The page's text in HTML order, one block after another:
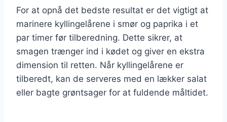
For at opnå det bedste resultat er det vigtigt at
marinere kyllingelårene i smør og paprika i et
par timer før tilberedning. Dette sikrer, at
smagen trænger ind i kødet og giver en ekstra
dimension til retten. Når kyllingelårene er
tilberedt, kan de serveres med en lækker salat
eller bagte grøntsager for at fuldende måltidet.